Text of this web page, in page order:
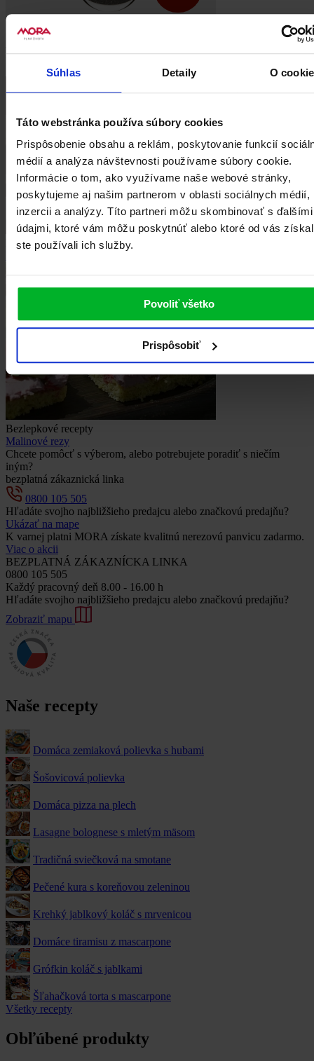
Súhlas Detaily O
Táto webstránka používa súbory cookies
Prispôsobenie obsahu a reklám, poskytovanie funkcií
médií a analýza návštevnosti používame súbory cookie.
Informácie o tom, ako využívame naše webové stránky,
poskytujeme aj našim partnerom v oblasti sociálnych médií,
inzercii a analýzy. Títo partneri môžu skombinovať s ďalšími
údajmi, ktoré vám môžu poskytnúť alebo ktoré od vás
ste používali ich služby.
Povoliť všetko
Prispôsobiť
Podobné recepty
Mäso
Bezlepkové recepty
Malinové rezy
Chcete pomôcť s výberom, alebo potrebujete poradiť s niečím
iným?
bezplatná zákaznická linka
0800 105 505
Hľadáte svojho najbližšieho predajcu alebo značkovú predajňu?
Ukázať na mape
K varnej platni MORA získate kvalitnú nerezovú panvicu zadarmo.
Viac o akcii
BEZPLATNÁ ZÁKAZNÍCKA LINKA
0800 105 505
Každý pracovný deň 8.00 - 16.00 h
Hľadáte svojho najbližšieho predajcu alebo značkovú predajňu?
Zobraziť mapu
Naše recepty
Domáca zemiaková polievka s hubami
Šošovicová polievka
Domáca pizza na plech
Lasagne bolognese s mletým mäsom
Tradičná sviečková na smotane
Pečené kura s koreňovou zeleninou
Krehký jablkový koláč s mrvenicou
Domáce tiramisu z mascarpone
Grófkin koláč s jablkami
Šľahačková torta s mascarpone
Všetky recepty
Obľúbené produkty